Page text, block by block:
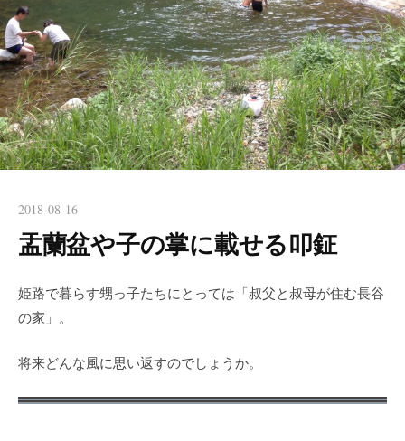
2018-08-16
盂蘭盆や子の掌に載せる叩鉦
姫路で暮らす甥っ子たちにとっては「叔父と叔母が住む長谷
の家」。
将来どんな風に思い返すのでしょうか。